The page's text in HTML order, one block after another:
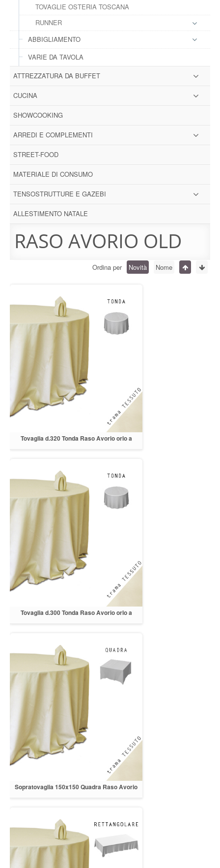
TOVAGLIE OSTERIA TOSCANA
RUNNER
ABBIGLIAMENTO
VARIE DA TAVOLA
ATTREZZATURA DA BUFFET
CUCINA
SHOWCOOKING
ARREDI E COMPLEMENTI
STREET-FOOD
MATERIALE DI CONSUMO
TENSOSTRUTTURE E GAZEBI
ALLESTIMENTO NATALE
RASO AVORIO OLD
Ordina per Novità Nome
Tovaglia d.320 Tonda Raso Avorio orlo a
Tovaglia d.300 Tonda Raso Avorio orlo a
Sopratovaglia 150x150 Quadra Raso Avorio